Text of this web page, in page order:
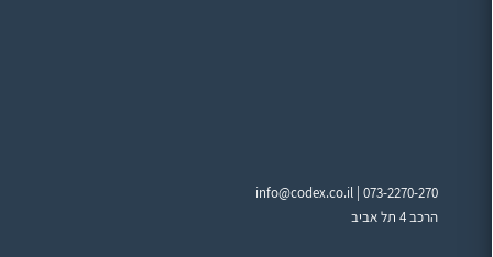
info@codex.co.il |073-2270-270
הרכב 4 תל אביב